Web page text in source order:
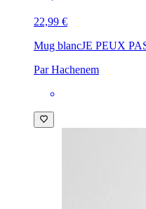
22,99 €
Mug blancJE PEUX
Par Hachenem